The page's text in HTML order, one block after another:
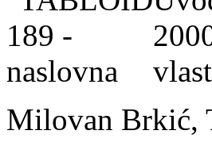
Milovan Brkić,